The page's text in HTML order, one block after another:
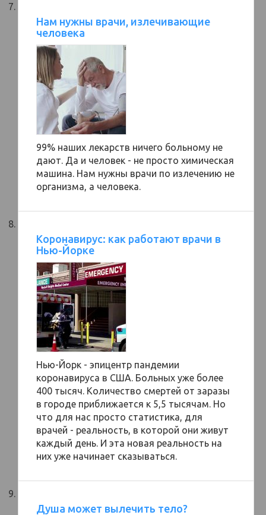
Нам нужны врачи, излечивающие
человека
99% наших лекарств ничего больному не
дают. Да и человек - не просто химическая
машина. Нам нужны врачи по излечению не
организма, а человека.
Коронавирус: как работают врачи в
Нью-Йорке
Нью-Йорк - эпицентр пандемии
коронавируса в США. Больных уже более
400 тысяч. Количество смертей от заразы
в городе приближается к 5,5 тысячам. Но
что для нас просто статистика, для
врачей - реальность, в которой они живут
каждый день. И эта новая реальность на
них уже начинает сказываться.
Душа может вылечить тело?